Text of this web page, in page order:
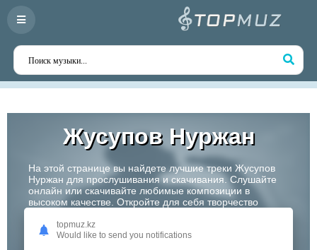
Жусупов Нуржан
На этой странице вы найдете лучшие треки Жусупов
Нуржан для прослушивания и скачивания. Слушайте
онлайн или скачивайте любимые композиции в
высоком качестве. Откройте для себя творчество
Слушать
topmuz.kz
Would like to send you notifications